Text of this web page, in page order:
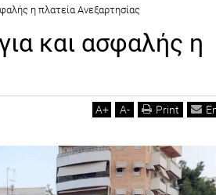
η πλατεία Ανεξαρτησίας
και ασφαλής η
A+ A- Print